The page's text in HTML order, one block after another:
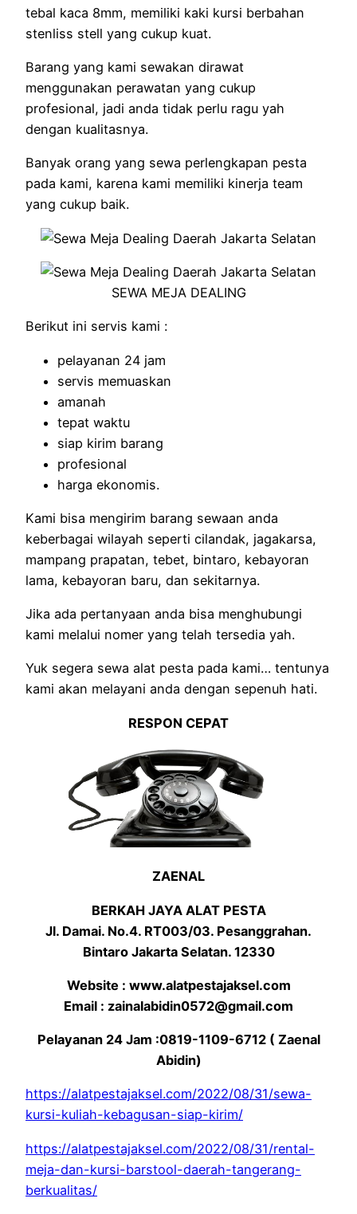
tebal kaca 8mm, memiliki kaki kursi berbahan
stenliss stell yang cukup kuat.
Barang yang kami sewakan dirawat
menggunakan perawatan yang cukup
profesional, jadi anda tidak perlu ragu yah
dengan kualitasnya.
Banyak orang yang sewa perlengkapan pesta
pada kami, karena kami memiliki kinerja team
yang cukup baik.
SEWA MEJA DEALING
Berikut ini servis kami :
pelayanan 24 jam
servis memuaskan
amanah
tepat waktu
siap kirim barang
profesional
harga ekonomis.
Kami bisa mengirim barang sewaan anda
keberbagai wilayah seperti cilandak, jagakarsa,
mampang prapatan, tebet, bintaro, kebayoran
lama, kebayoran baru, dan sekitarnya.
Jika ada pertanyaan anda bisa menghubungi
kami melalui nomer yang telah tersedia yah.
Yuk segera sewa alat pesta pada kami… tentunya
kami akan melayani anda dengan sepenuh hati.
RESPON CEPAT
ZAENAL
BERKAH JAYA ALAT PESTA
Jl. Damai. No.4. RT003/03. Pesanggrahan.
Bintaro Jakarta Selatan. 12330
Website : www.alatpestajaksel.com
Email : zainalabidin0572@gmail.com
Pelayanan 24 Jam :0819-1109-6712 ( Zaenal
Abidin)
https://alatpestajaksel.com/2022/08/31/sewa-
kursi-kuliah-kebagusan-siap-kirim/
https://alatpestajaksel.com/2022/08/31/rental-
meja-dan-kursi-barstool-daerah-tangerang-
berkualitas/